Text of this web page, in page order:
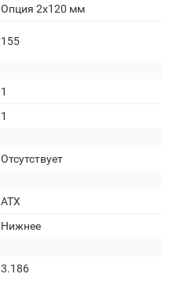
Опция 2х120 мм
155
1
1
Отсутствует
АТХ
Нижнее
3.186